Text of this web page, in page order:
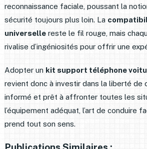
reconnaissance faciale, poussant la
sécurité toujours plus loin. La
universellereste le fil rouge, mais
rivalise d’ingéniosités pour offrir une
Adopter un kit support téléphone
revient donc à investir dans la liberté de
informé et prêt à affronter toutes les
l’équipement adéquat, l’art de conduire
prend tout son sens.